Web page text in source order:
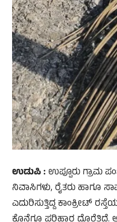
ಉಡುಪಿ : ಉಪ್ಪೂರು ಗ್ರಾಮ
ನಿವಾಸಿಗಳು, ರೈತರು ಹಾಗೂ
ಎದುರಿಸುತ್ತಿದ್ದ ಕಾಂಕ್ರೀಟ್